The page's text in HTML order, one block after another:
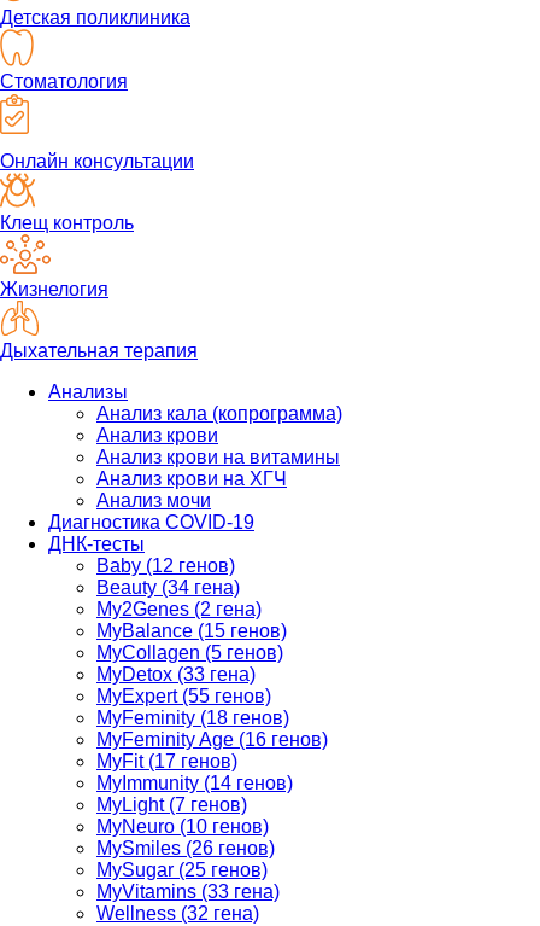
Детская поликлиника
Стоматология
Онлайн консультации
Клещ контроль
Жизнелогия
Дыхательная терапия
Анализы
Анализ кала (копрограмма)
Анализ крови
Анализ крови на витамины
Анализ крови на ХГЧ
Анализ мочи
Диагностика COVID-19
ДНК-тесты
Baby (12 генов)
Beauty (34 гена)
My2Genes (2 гена)
MyBalance (15 генов)
MyCollagen (5 генов)
MyDetox (33 гена)
MyExpert (55 генов)
MyFeminity (18 генов)
MyFeminity Age (16 генов)
MyFit (17 генов)
MyImmunity (14 генов)
MyLight (7 генов)
MyNeuro (10 генов)
MySmiles (26 генов)
MySugar (25 генов)
MyVitamins (33 гена)
Wellness (32 гена)